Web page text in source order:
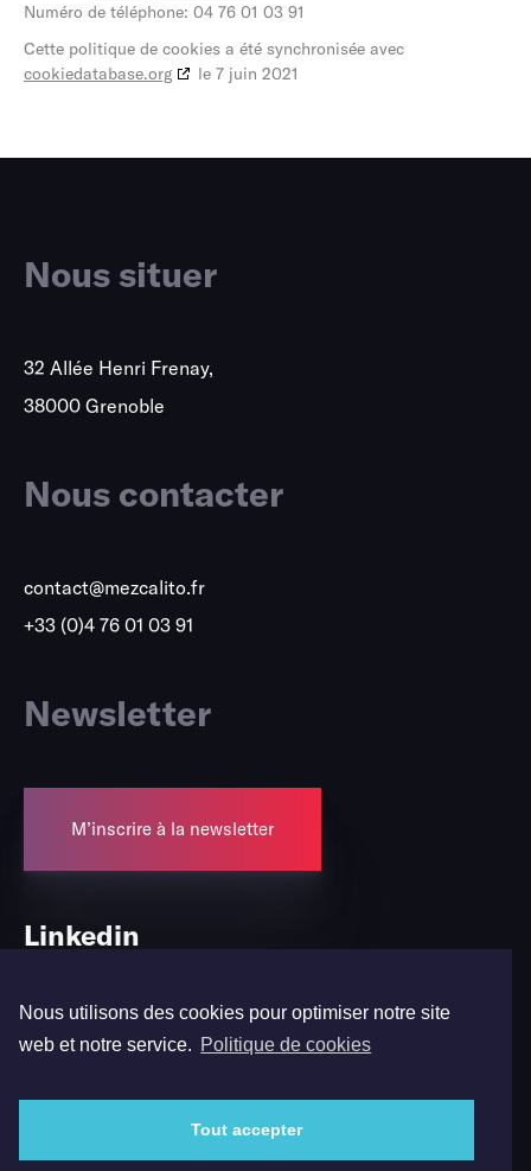
Nous utilisons des cookies pour optimiser notre site
web et notre service. Politique de cookies
Tout accepter
Numéro de téléphone: 04 76 01 03 91
Cette politique de cookies a été synchronisée avec
cookiedatabase.org
le 7 juin 2021
Nous situer
32 Allée Henri Frenay,
38000 Grenoble
Nous contacter
contact@mezcalito.fr
+33 (0)4 76 01 03 91
Newsletter
M’inscrire à la newsletter
Linkedin
Instagram